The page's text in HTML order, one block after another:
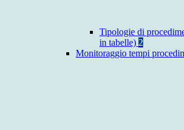
Tipologie di
in tabelle) 2
Monitoraggio tempi